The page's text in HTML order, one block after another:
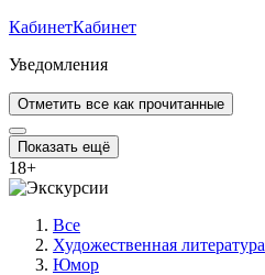
КабинетКабинет
Уведомления
Отметить все как прочитанные
Показать ещё
18+
Все
Художественная литература
Юмор